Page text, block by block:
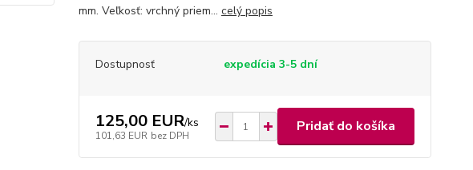
mm. Veľkosť: vrchný priem... celý popis
Dostupnosť expedícia 3-5 dní
125,00 EUR/ks
101,63 EUR bez DPH
Pridať do košíka